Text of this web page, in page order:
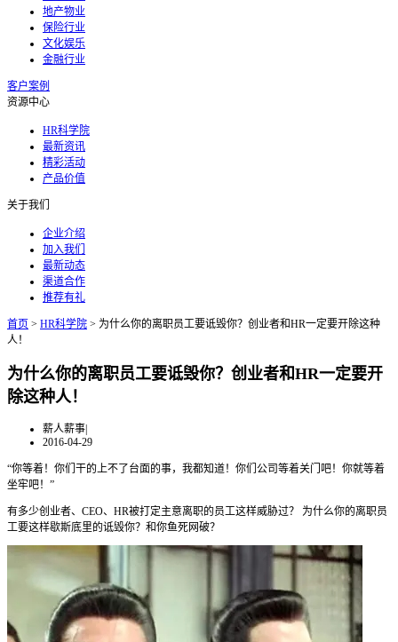
地产物业
保险行业
文化娱乐
金融行业
客户案例
资源中心
HR科学院
最新资讯
精彩活动
产品价值
关于我们
企业介绍
加入我们
最新动态
渠道合作
推荐有礼
首页 > HR科学院 > 为什么你的离职员工要诋毁你？创业者和HR一定要开除这种
人！
为什么你的离职员工要诋毁你？创业者和HR一定要开
除这种人！
薪人薪事|
2016-04-29
“你等着！你们干的上不了台面的事，我都知道！你们公司等着关门吧！你就等着
坐牢吧！”
有多少创业者、CEO、HR被打定主意离职的员工这样威胁过？ 为什么你的离职员
工要这样歇斯底里的诋毁你？和你鱼死网破？